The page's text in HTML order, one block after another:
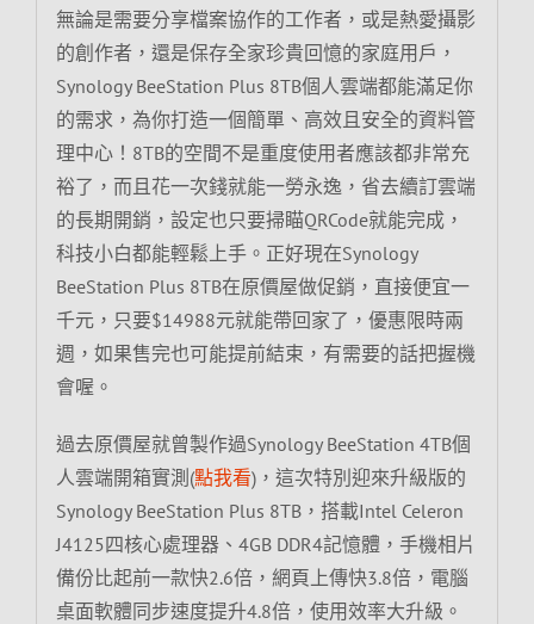
無論是需要分享檔案協作的工作者，或是熱愛攝影
的創作者，還是保存全家珍貴回憶的家庭用戶，
Synology BeeStation Plus 8TB個人雲端都能滿足你
的需求，為你打造一個簡單、高效且安全的資料管
理中心！8TB的空間不是重度使用者應該都非常充
裕了，而且花一次錢就能一勞永逸，省去續訂雲端
的長期開銷，設定也只要掃瞄QRCode就能完成，
科技小白都能輕鬆上手。正好現在Synology
BeeStation Plus 8TB在原價屋做促銷，直接便宜一
千元，只要$14988元就能帶回家了，優惠限時兩
週，如果售完也可能提前結束，有需要的話把握機
會喔。
過去原價屋就曾製作過Synology BeeStation 4TB個
人雲端開箱實測(點我看)，這次特別迎來升級版的
Synology BeeStation Plus 8TB，搭載Intel Celeron
J4125四核心處理器、4GB DDR4記憶體，手機相片
備份比起前一款快2.6倍，網頁上傳快3.8倍，電腦
桌面軟體同步速度提升4.8倍，使用效率大升級。